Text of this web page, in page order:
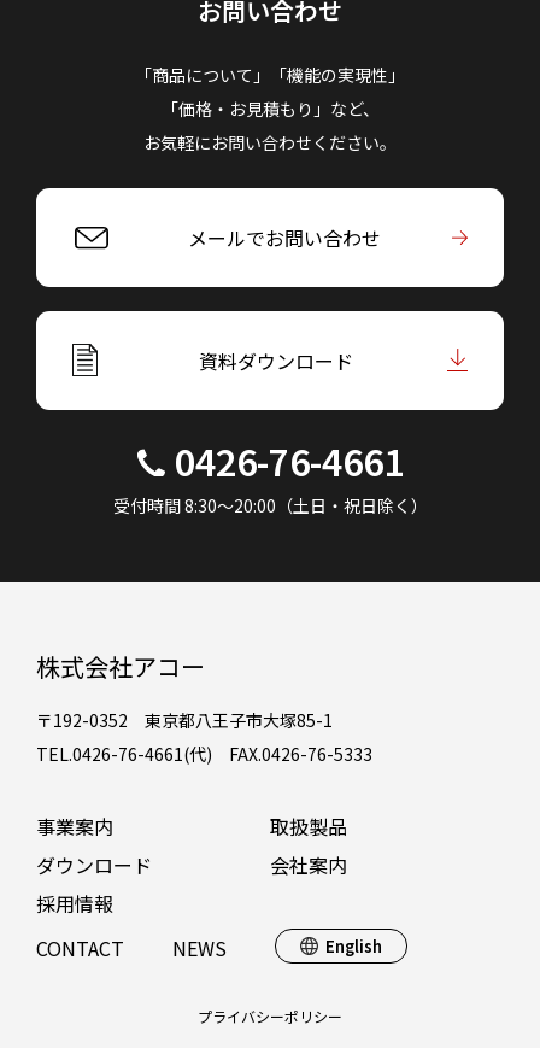
お問い合わせ
「商品について」「機能の実現性」
「価格・お見積もり」など、
お気軽にお問い合わせください。
メールでお問い合わせ
資料ダウンロード
0426-76-4661
受付時間 8:30～20:00（土日・祝日除く）
株式会社アコー
〒192-0352 東京都八王子市大塚85-1
TEL.0426-76-4661(代) FAX.0426-76-5333
事業案内
取扱製品
ダウンロード
会社案内
採用情報
CONTACT
NEWS English
プライバシーポリシー